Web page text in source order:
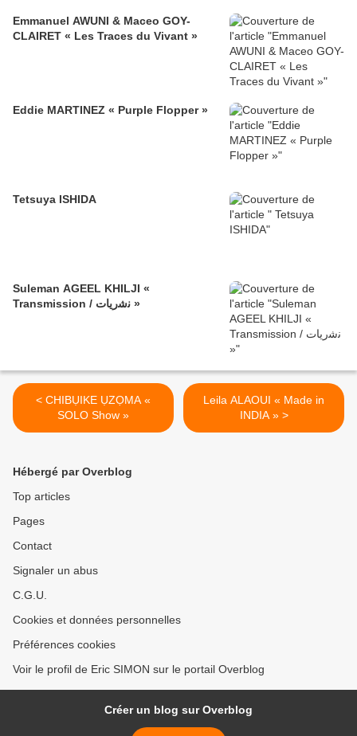
Emmanuel AWUNI & Maceo GOY-
CLAIRET « Les Traces du Vivant »
Eddie MARTINEZ « Purple Flopper »
Tetsuya ISHIDA
Suleman AGEEL KHILJI «
Transmission / ﻧﺷرﯾﺎت »
< CHIBỤIKE ỤZỌMA «
SOLO Show »
Leila ALAOUI « Made in
INDIA » >
Hébergé par Overblog
Top articles
Pages
Contact
Signaler un abus
C.G.U.
Cookies et données personnelles
Préférences cookies
Voir le profil de Eric SIMON sur le portail Overblog
Créer un blog sur Overblog